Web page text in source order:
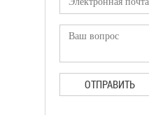
ОТПРАВИТЬ